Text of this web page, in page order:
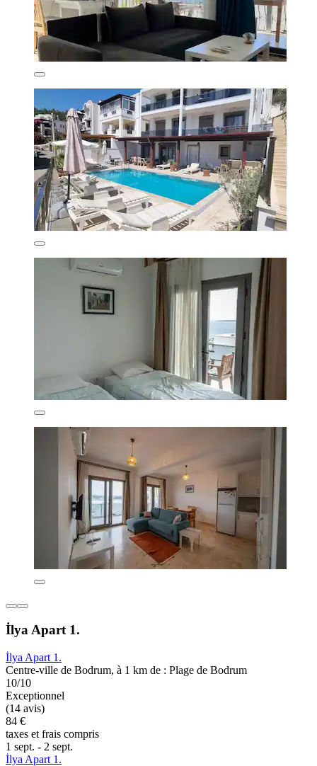
İlya Apart 1.
İlya Apart 1.
Centre-ville de Bodrum, à 1 km de : Plage de Bodrum
10/10
Exceptionnel
(14 avis)
84 €
taxes et frais compris
1 sept. - 2 sept.
İlya Apart 1.